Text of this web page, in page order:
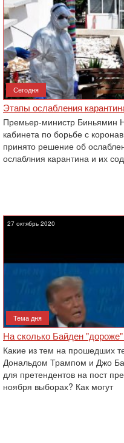
Сегодня
Этапы ослабления
Премьер-министр Биньямин
кабинета по борьбе с
принято решение об
ослаблния карантина и их
27 октябрь 2020
Тема дня
На сколько Байден
Какие из тем на прошедших
Дональдом Трампом и Джо
для претендентов на пост
ноября выборах? Как могут